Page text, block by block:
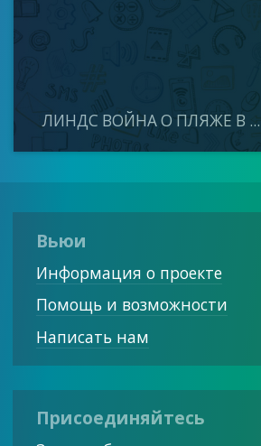
ЛИНДС ВОЙНА О ПЛЯЖЕ В ...
Вьюи
Информация о проекте
Помощь и возможности
Написать нам
Присоединяйтесь